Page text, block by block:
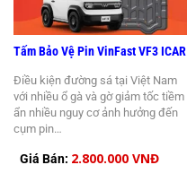
Tấm Bảo Vệ Pin VinFast VF3 ICAR
Điều kiện đường sá tại Việt Nam
với nhiều ổ gà và gờ giảm tốc tiềm
ẩn nhiều nguy cơ ảnh hưởng đến
cụm pin…
Giá Bán: 2.800.000 VNĐ